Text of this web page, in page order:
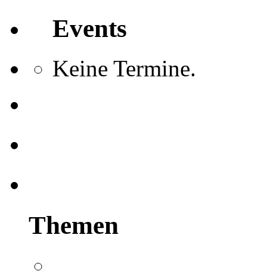
Events
Keine Termine.
Themen